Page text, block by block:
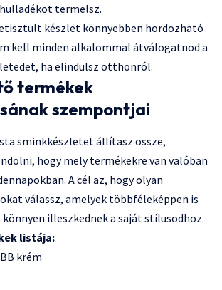
termelsz.
készlet könnyebben hordozható
kell minden alkalommal átválogatnod a
ha elindulsz otthonról.
termékek
szempontjai
sminkkészletet állítasz össze,
hogy mely termékekre van valóban
A cél az, hogy olyan
válassz, amelyek többféleképpen is
illeszkednek a saját stílusodhoz.
listája:
krém